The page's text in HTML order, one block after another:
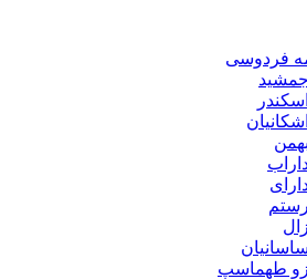
فردوسی
جمشید
اسکندر
اشکانیان
بهمن
رستم
زال
ساسانیان
زو طهماسپ‏